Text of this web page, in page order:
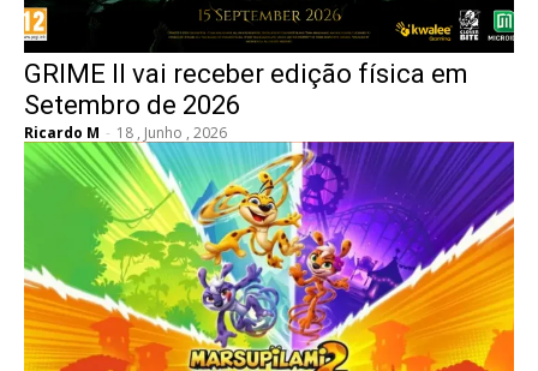
GRIME II vai receber edição física em
Setembro de 2026
Ricardo M - 18 , Junho , 2026